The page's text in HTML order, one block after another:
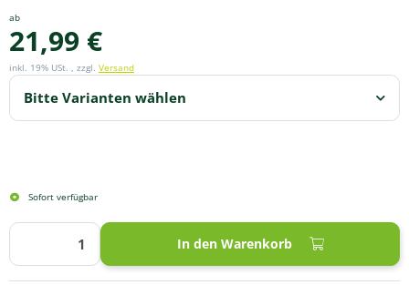
ab
21,99 €
inkl. 19% USt. , zzgl. Versand
Bitte Varianten wählen
In den Warenkorb
Sofort verfügbar